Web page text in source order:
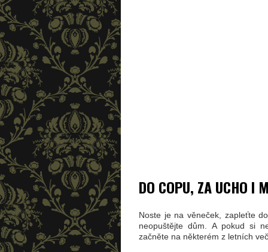
DO COPU, ZA UCHO I
Noste je na věneček, zapleťte
neopuštějte dům. A pokud si
začněte na některém z letních